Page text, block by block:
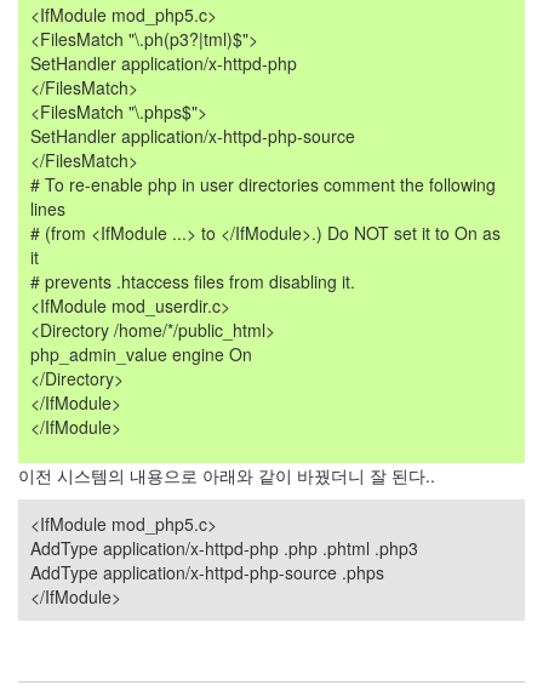
<IfModule mod_php5.c>
<FilesMatch "\.ph(p3?|tml)$">
SetHandler application/x-httpd-php
</FilesMatch>
<FilesMatch "\.phps$">
SetHandler application/x-httpd-php-source
</FilesMatch>
# To re-enable php in user directories comment the following
lines
# (from <IfModule ...> to </IfModule>.) Do NOT set it to On as
it
# prevents .htaccess files from disabling it.
<IfModule mod_userdir.c>
<Directory /home/*/public_html>
php_admin_value engine On
</Directory>
</IfModule>
</IfModule>
이전 시스템의 내용으로 아래와 같이 바꿨더니 잘 된다..
<IfModule mod_php5.c>
AddType application/x-httpd-php .php .phtml .php3
AddType application/x-httpd-php-source .phps
</IfModule>